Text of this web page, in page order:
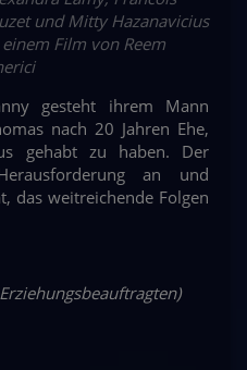
und Mitty Hazanavicius
Film von Reem
gesteht ihrem Mann
nach 20 Jahren Ehe,
gehabt zu haben. Der
an und
das weitreichende Folgen